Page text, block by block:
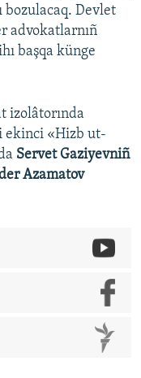
bozulacaq. Devlet
advokatlarnıñ
başqa künge
izolâtorında
ekinci «Hizb ut-
Servet Gaziyevniñ
Azamatov